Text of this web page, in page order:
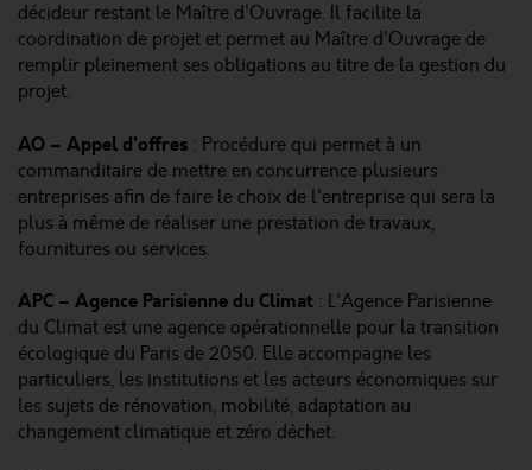
décideur restant le Maître d'Ouvrage. Il facilite la
coordination de projet et permet au Maître d'Ouvrage de
remplir pleinement ses obligations au titre de la gestion du
projet.
AO – Appel d'offres : Procédure qui permet à un
commanditaire de mettre en concurrence plusieurs
entreprises afin de faire le choix de l'entreprise qui sera la
plus à même de réaliser une prestation de travaux,
fournitures ou services.
APC – Agence Parisienne du Climat : L'Agence Parisienne
du Climat est une agence opérationnelle pour la transition
écologique du Paris de 2050. Elle accompagne les
particuliers, les institutions et les acteurs économiques sur
les sujets de rénovation, mobilité, adaptation au
changement climatique et zéro déchet.